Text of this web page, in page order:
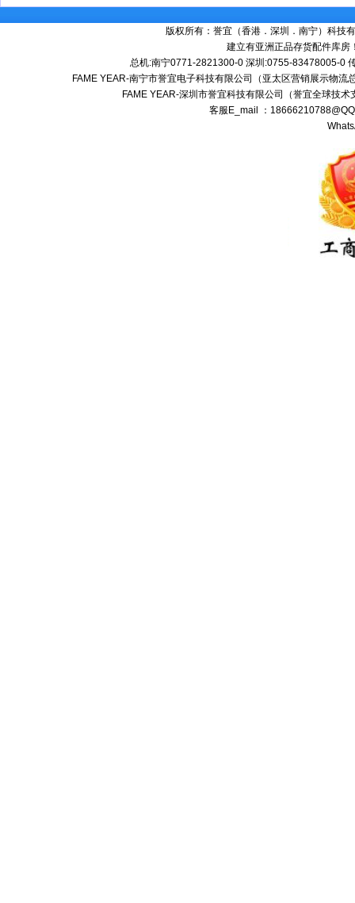
版权所有：誉宜（香港．深圳．南宁）科技
建立有亚洲正品存货配件库房
总机:南宁0771-2821300-0 深圳:0755-83478005-
FAME YEAR-南宁市誉宜电子科技有限公司（亚太区营销展示物
FAME YEAR-深圳市誉宜科技有限公司（誉宜全球技
客服E_mail ：